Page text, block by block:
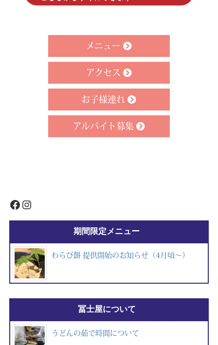
メニュー
アクセス
お子様連れ
アルバイト募集
Facebook
Instagram
期間限定メニュー
わらび餅 提供開始のお知らせ（4月頃～）
冨士屋について
うどんの茹で時間について